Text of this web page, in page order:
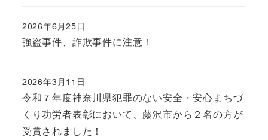
強盗事件、詐欺事件に注意！
2026年6月25日
令和７年度神奈川県犯罪のない安全・安心まちづ
くり功労者表彰において、藤沢市から２名の方が
受賞されました！
2026年3月11日